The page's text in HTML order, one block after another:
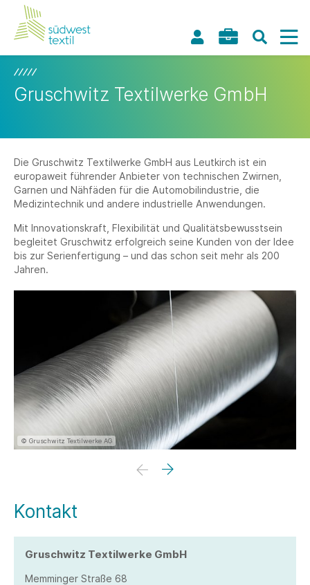
Gruschwitz Textilwerke GmbH
Die Gruschwitz Textilwerke GmbH aus Leutkirch ist ein
europaweit führender Anbieter von technischen Zwirnen,
Garnen und Nähfäden für die Automobilindustrie, die
Medizintechnik und andere industrielle Anwendungen.
Mit Innovationskraft, Flexibilität und Qualitätsbewusstsein
begleitet Gruschwitz erfolgreich seine Kunden von der Idee
bis zur Serienfertigung – und das schon seit mehr als 200
Jahren.
© Gruschwitz Textilwerke AG
Kontakt
Gruschwitz Textilwerke GmbH
Memminger Straße 68